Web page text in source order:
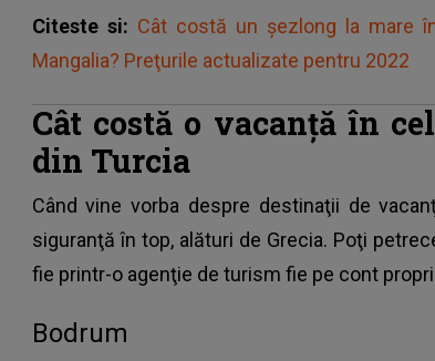
Citeste si: Cât costă un şezlong la mare
Mangalia? Preţurile actualizate pentru 2022
Cât costă o vacanţă în
din Turcia
Când vine vorba despre destinaţii de
siguranţă în top, alături de Grecia. Poţi
fie printr-o agenţie de turism fie pe cont
Bodrum